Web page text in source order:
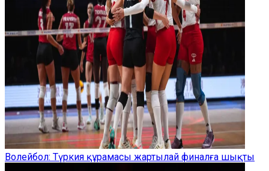
Волейбол: Түркия құрамасы жартылай финалға шықты